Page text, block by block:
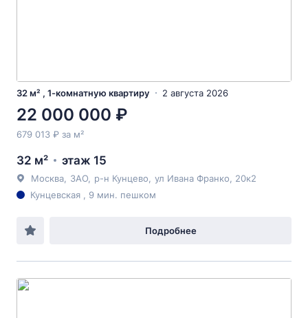
32 м² , 1-комнатную квартиру 2 августа 2026
22 000 000 ₽
679 013 ₽ за м²
32 м² этаж 15
Москва ЗАО р-н Кунцево ул Ивана Франко , 20к2
Кунцевская , 9 мин. пешком
Подробнее